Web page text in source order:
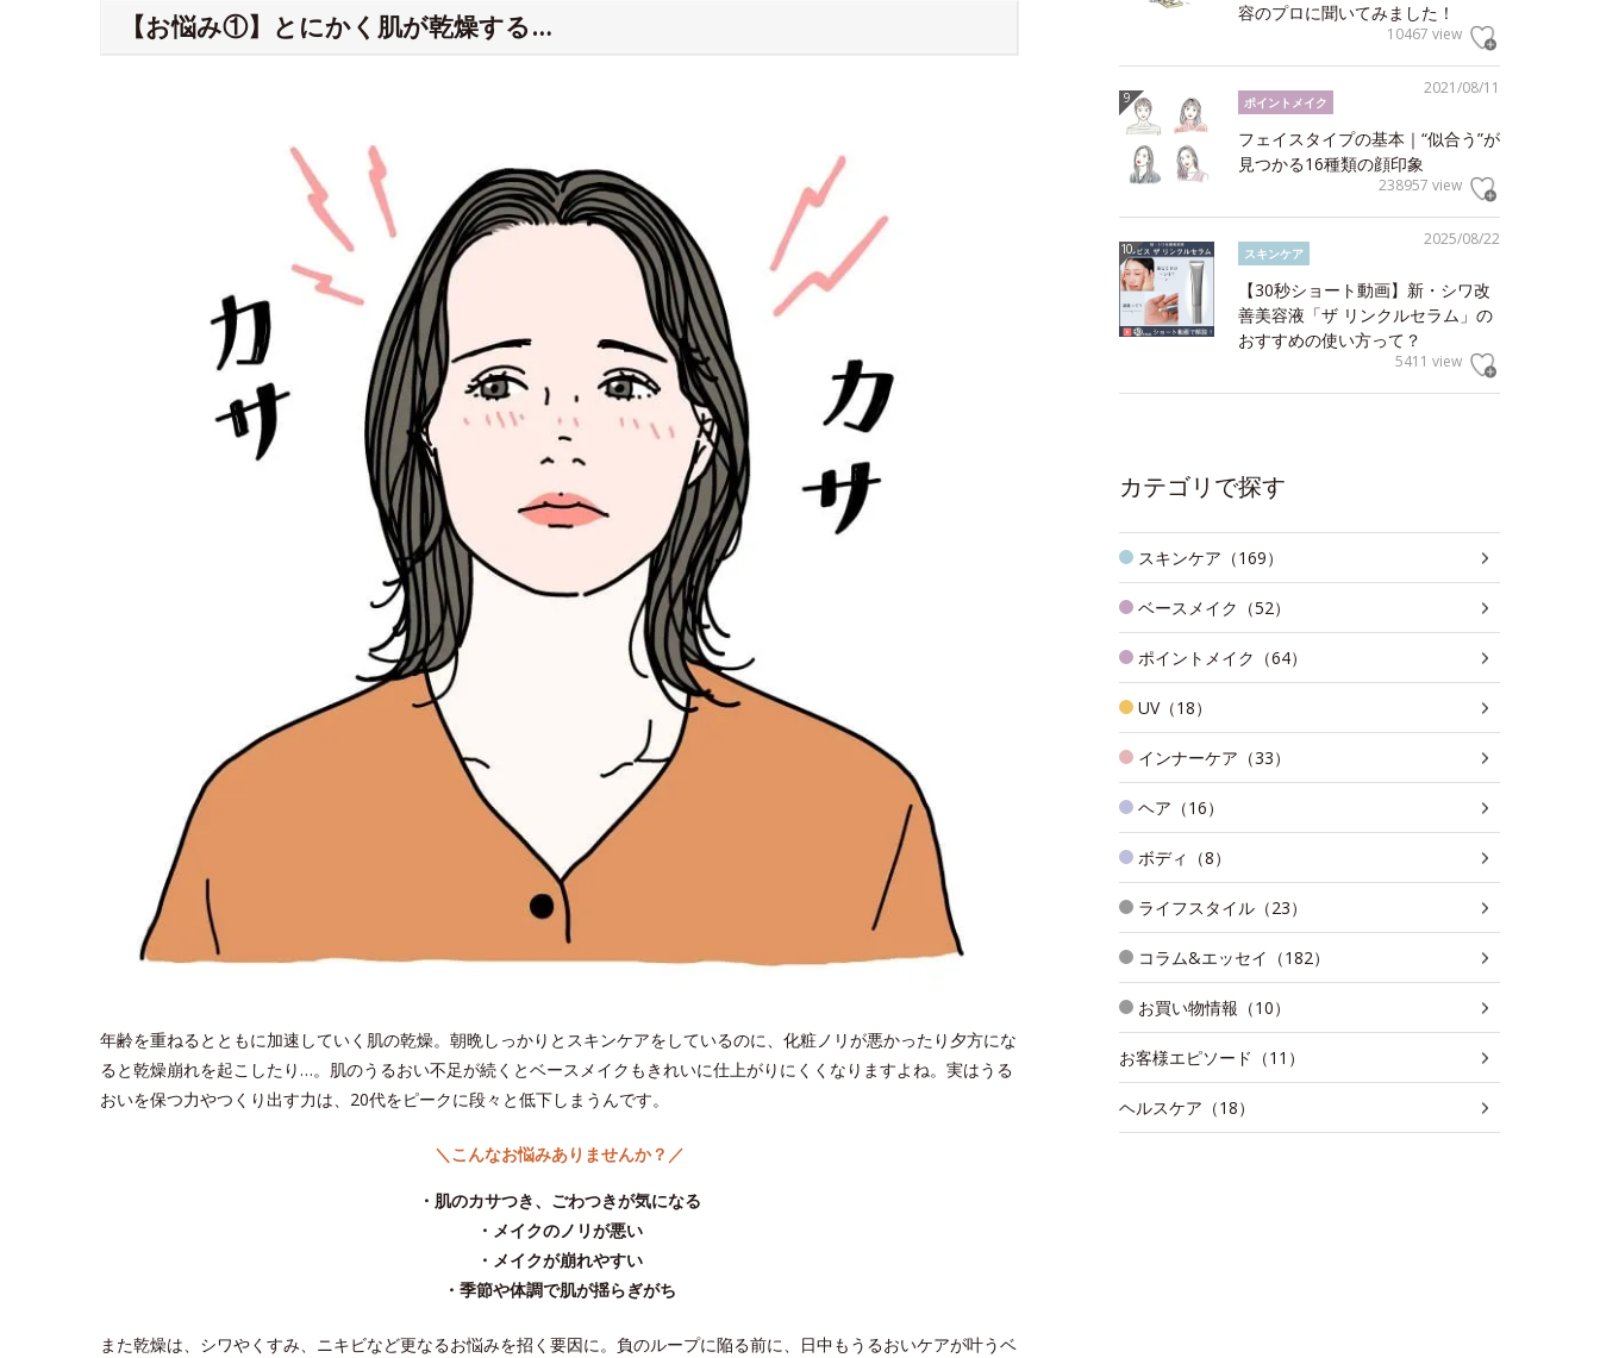
【お悩み①】とにかく肌が乾燥する…
年齢を重ねるとともに加速していく肌の乾燥。朝晩しっかりとスキンケアをしているのに、化粧ノリが悪かったり夕方にな
ると乾燥崩れを起こしたり…。肌のうるおい不足が続くとベースメイクもきれいに仕上がりにくくなりますよね。実はうる
おいを保つ力やつくり出す力は、20代をピークに段々と低下しまうんです。
＼こんなお悩みありませんか？／
・肌のカサつき、ごわつきが気になる
・メイクのノリが悪い
・メイクが崩れやすい
・季節や体調で肌が揺らぎがち
また乾燥は、シワやくすみ、ニキビなど更なるお悩みを招く要因に。負のループに陥る前に、日中もうるおいケアが叶うベ
容のプロに聞いてみました！
10467 view
2021/08/11
ポイントメイク
フェイスタイプの基本｜“似合う”が
見つかる16種類の顔印象
238957 view
2025/08/22
スキンケア
【30秒ショート動画】新・シワ改
善美容液「ザ リンクルセラム」の
おすすめの使い方って？
5411 view
カテゴリで探す
スキンケア（169）
ベースメイク（52）
ポイントメイク（64）
UV（18）
インナーケア（33）
ヘア（16）
ボディ（8）
ライフスタイル（23）
コラム&エッセイ（182）
お買い物情報（10）
お客様エピソード（11）
ヘルスケア（18）